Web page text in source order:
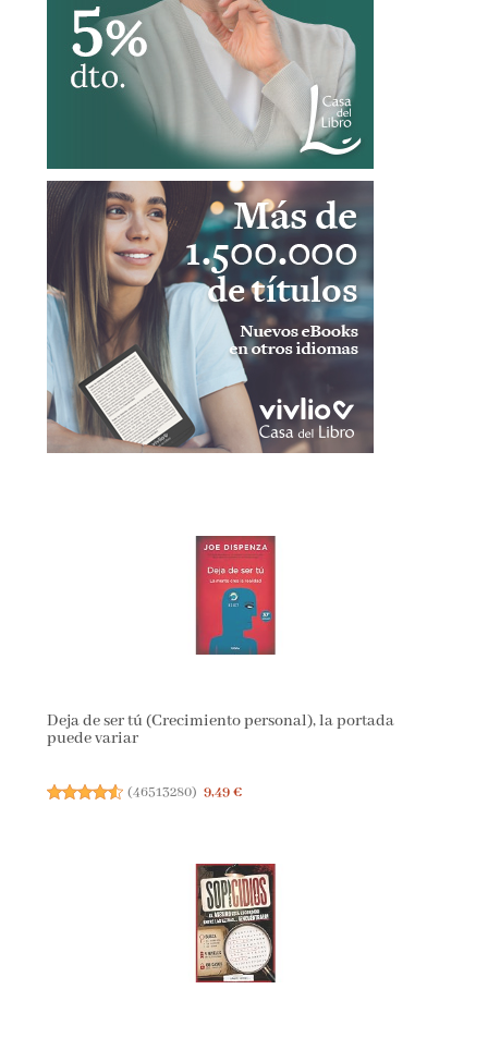
Deja de ser tú (Crecimiento personal), la portada
puede variar
(46513280) 9,49 €